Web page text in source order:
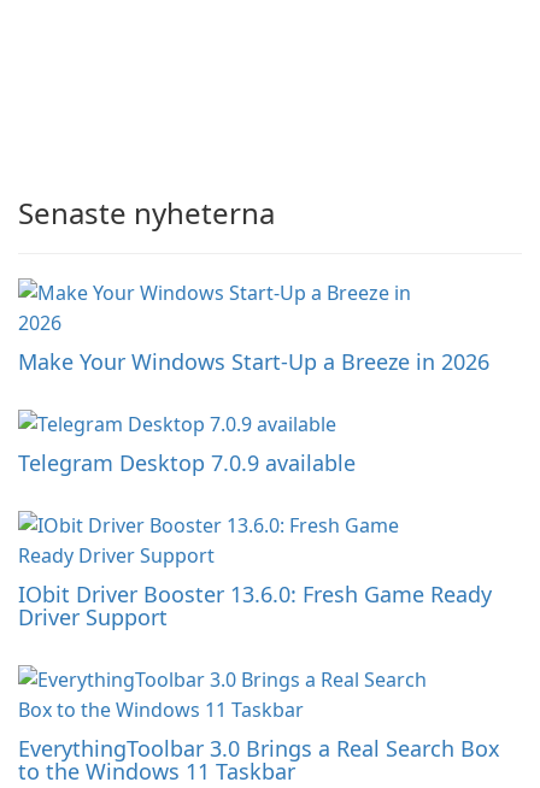
Senaste nyheterna
Make Your Windows Start-Up a Breeze in 2026
Telegram Desktop 7.0.9 available
IObit Driver Booster 13.6.0: Fresh Game Ready
Driver Support
EverythingToolbar 3.0 Brings a Real Search Box
to the Windows 11 Taskbar